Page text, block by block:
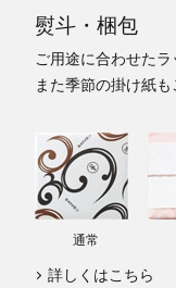
熨斗・梱包
ご用途に合わせた
また季節の掛け紙も
通常
詳しくはこちら